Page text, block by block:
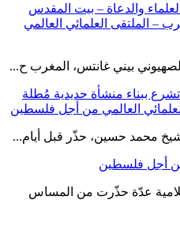
العلماء والدعاة – بيت المقدس
– الملتقى العلمائي العالمي
بيني غانتس، المغرب ح...
تشرع ببناء منشأة حديدية مُطلة
العالمي من أجل فلسطين
محمد حسين، حذّر قبل أيام...
من أجل فلسطين
عدّة حذّرت من المساس